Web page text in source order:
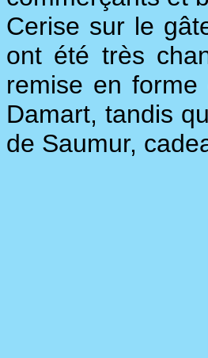
Cerise sur le
ont été très
remise en
Damart, tandis
de Saumur,